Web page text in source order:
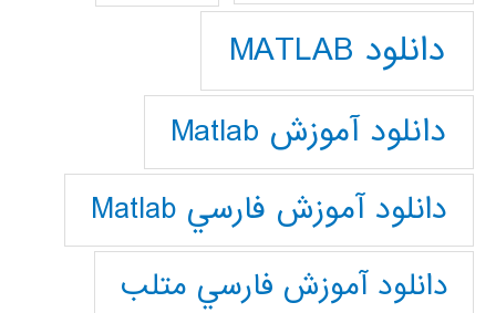
دانلود MATLAB
دانلود آموزش Matlab
دانلود آموزش فارسي Matlab
دانلود آموزش فارسي متلب